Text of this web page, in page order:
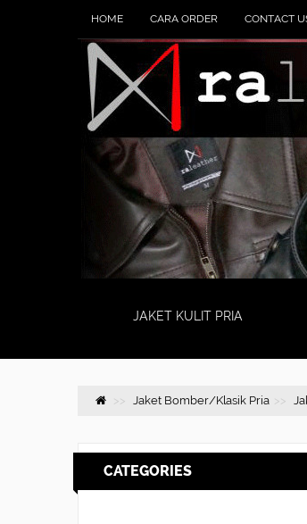
HOME CARA ORDER CONTACT
JAKET KULIT PRIA
Jaket Bomber/Klasik Pria
CATEGORIES